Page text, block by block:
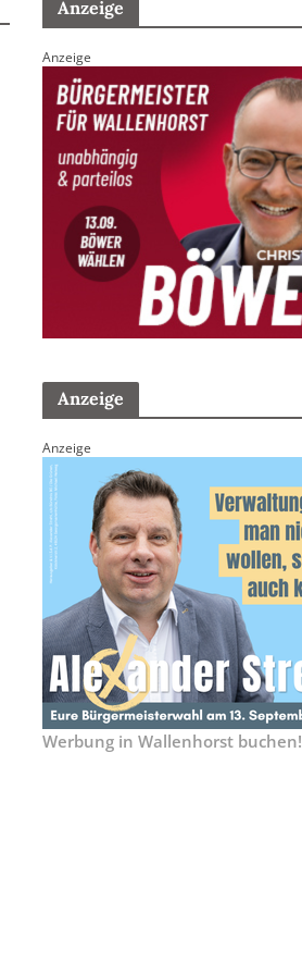
Anzeige
Anzeige
Anzeige
Anzeige
Werbung in Wallenhorst buchen!